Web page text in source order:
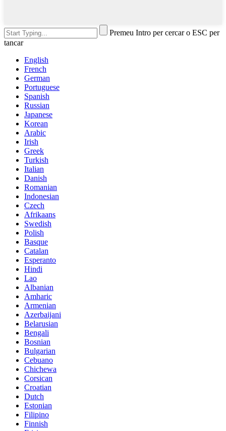
Premeu Intro per cercar o ESC per
tancar
English
French
German
Portuguese
Spanish
Russian
Japanese
Korean
Arabic
Irish
Greek
Turkish
Italian
Danish
Romanian
Indonesian
Czech
Afrikaans
Swedish
Polish
Basque
Catalan
Esperanto
Hindi
Lao
Albanian
Amharic
Armenian
Azerbaijani
Belarusian
Bengali
Bosnian
Bulgarian
Cebuano
Chichewa
Corsican
Croatian
Dutch
Estonian
Filipino
Finnish